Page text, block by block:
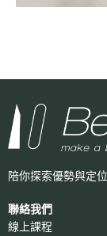
陪你探索優勢與定
聯絡我們
線上課程